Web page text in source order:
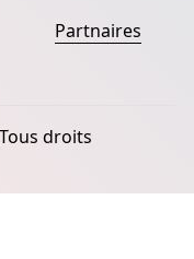
Partnaires
droits